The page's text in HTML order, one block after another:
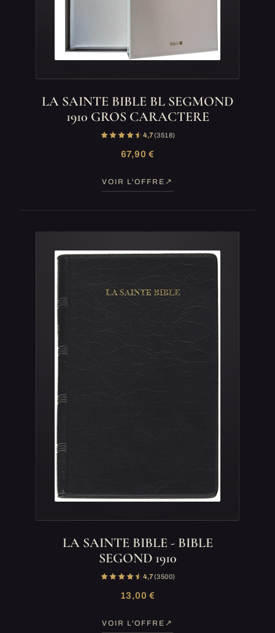
LA SAINTE BIBLE BL SEGMOND
1910 GROS CARACTERE
4,7(3 518)
67,90 €
VOIR L'OFFRE
LA SAINTE BIBLE - BIBLE
SEGOND 1910
4,7(3 500)
13,00 €
VOIR L'OFFRE